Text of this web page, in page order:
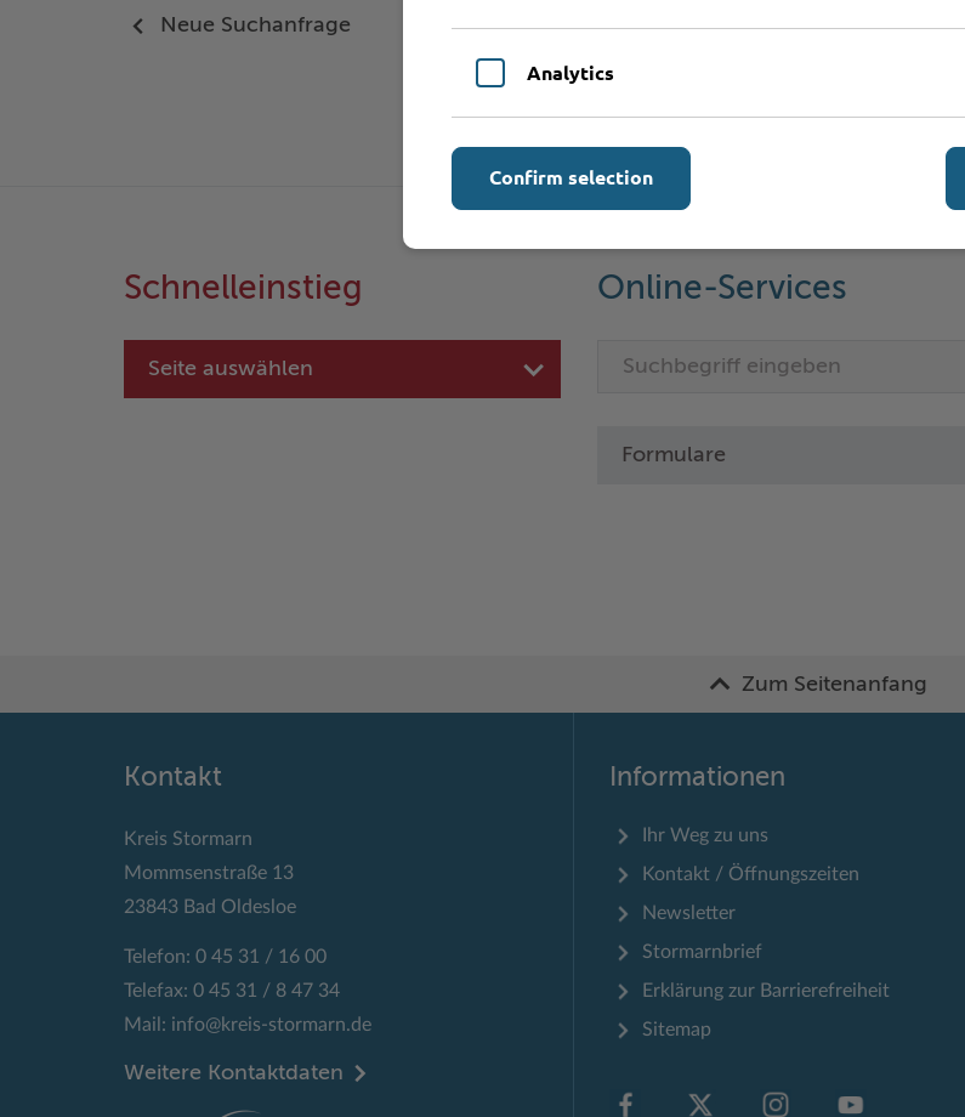
Neue Suchanfrage
Schnelleinstieg
Seite auswählen
Online-Services
Formulare
Zum Seitenanfang
Kontakt
Kreis Stormarn
Mommsenstraße 13
23843 Bad Oldesloe
Telefon: 0 45 31 / 16 00
Telefax: 0 45 31 / 8 47 34
Mail: info@kreis-stormarn.de
Weitere Kontaktdaten
Informationen
Ihr Weg zu uns
Kontakt / Öffnungszeiten
Newsletter
Stormarnbrief
Erklärung zur Barrierefreiheit
Sitemap
Analytics
Confirm selection